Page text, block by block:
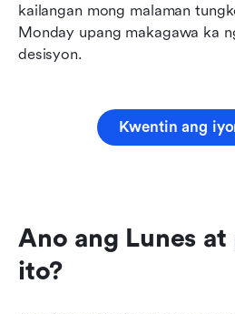
kailangan mong malaman
Monday upang makagawa ka
desisyon.
Kwentin ang
Ano ang Lunes
ito?